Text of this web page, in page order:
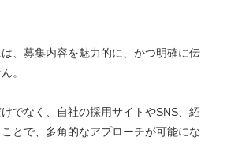
、募集内容を魅力的に、かつ明確に伝
。
でなく、自社の採用サイトやSNS、紹
とで、多角的なアプローチが可能にな